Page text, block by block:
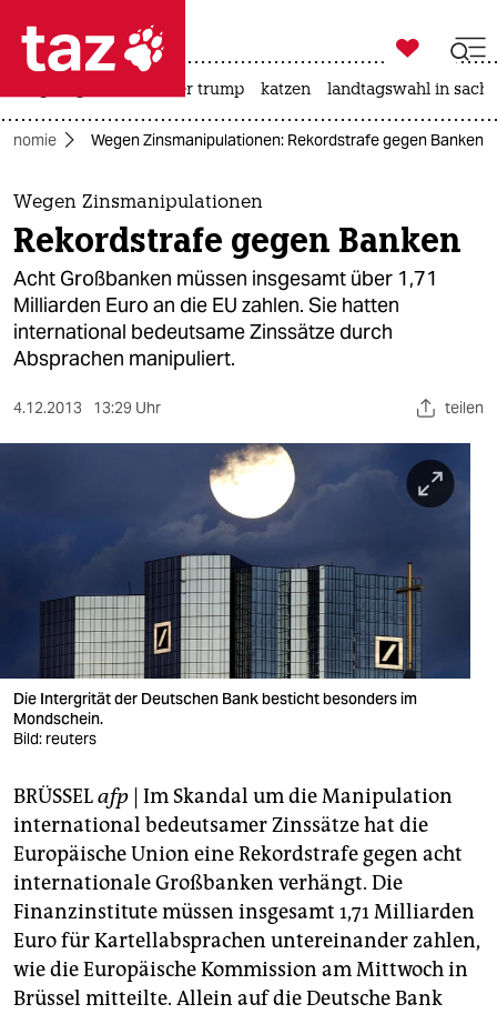
 taz zahl ich
taz zahl ich
themen
politik
öko
gesellschaft
kultur
sport
wahrheit
verlag
verlag
veranstaltungen
shop
fragen & hilfe
unterstützen
abo
genossenschaft
epaper login

taz zahl ich
usa unter trump katzen landtagswahl in
Wegen Zinsmanipulationen: Rekordstrafe gegen Banken
Wegen Zinsmanipulationen
Rekordstrafe gegen Banken
Acht Großbanken müssen insgesamt über 1,71
Milliarden Euro an die EU zahlen. Sie hatten
international bedeutsame Zinssätze durch
Absprachen manipuliert.
4.12.2013 13:29 Uhr teilen
Die Intergrität der Deutschen Bank besticht besonders im
Mondschein.
Bild: reuters
BRÜSSELafp | Im Skandal um die Manipulation
international bedeutsamer Zinssätze hat die
Europäische Union eine Rekordstrafe gegen acht
internationale Großbanken verhängt. Die
Finanzinstitute müssen insgesamt 1,71 Milliarden
Euro für Kartellabsprachen untereinander zahlen,
wie die Europäische Kommission am Mittwoch in
Brüssel mitteilte. Allein auf die Deutsche Bank